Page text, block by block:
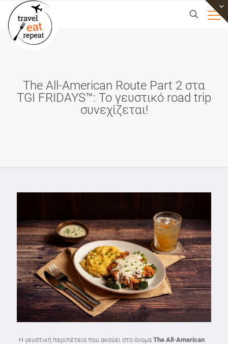
The All-American Route Part 2 στα
TGI FRIDAYS™: Το γευστικό road trip
συνεχίζεται!
Η γευστική περιπέτεια που ακούει στο όνομα The All-American